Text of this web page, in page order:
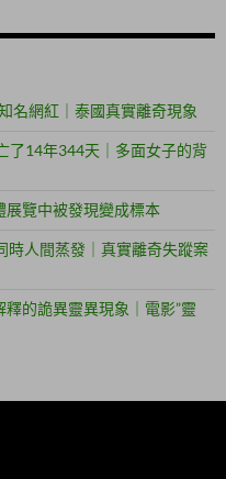
名網紅｜泰國真實離奇現象
了14年344天｜多面女子的背
展覽中被發現變成標本
時人間蒸發｜真實離奇失蹤案
的詭異靈異現象｜電影”靈